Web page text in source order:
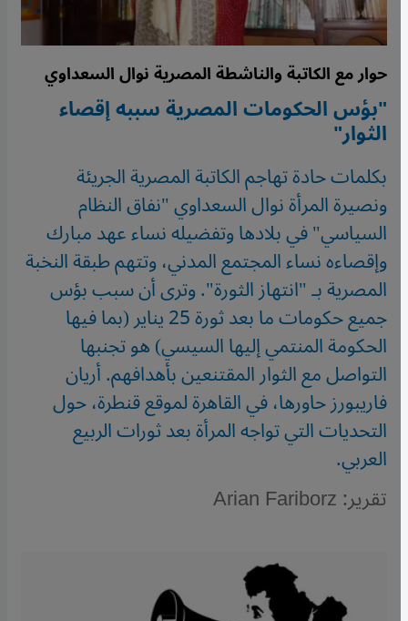
حوار مع الكاتبة والناشطة المصرية نوال السعداوي
"بؤس الحكومات المصرية سببه إقصاء
الثوار"
بكلمات حادة تهاجم الكاتبة المصرية الجريئة
ونصيرة المرأة نوال السعداوي "نفاق النظام
السياسي" في بلادها وتفضيله نساء عهد مبارك
وإقصاءه نساء المجتمع المدني، وتتهم طبقة النخبة
المصرية بـ "انتهاز الثورة". وترى أن سبب بؤس
جميع حكومات ما بعد ثورة 25 يناير (بما فيها
الحكومة المنتمي إليها السيسي) هو تجنبها
التواصل مع الثوار المقتنعين بأهدافهم. أريان
فاريبورز حاورها، في القاهرة لموقع قنطرة، حول
التحديات التي تواجه المرأة بعد ثورات الربيع
العربي.
تقرير: Arian Fariborz